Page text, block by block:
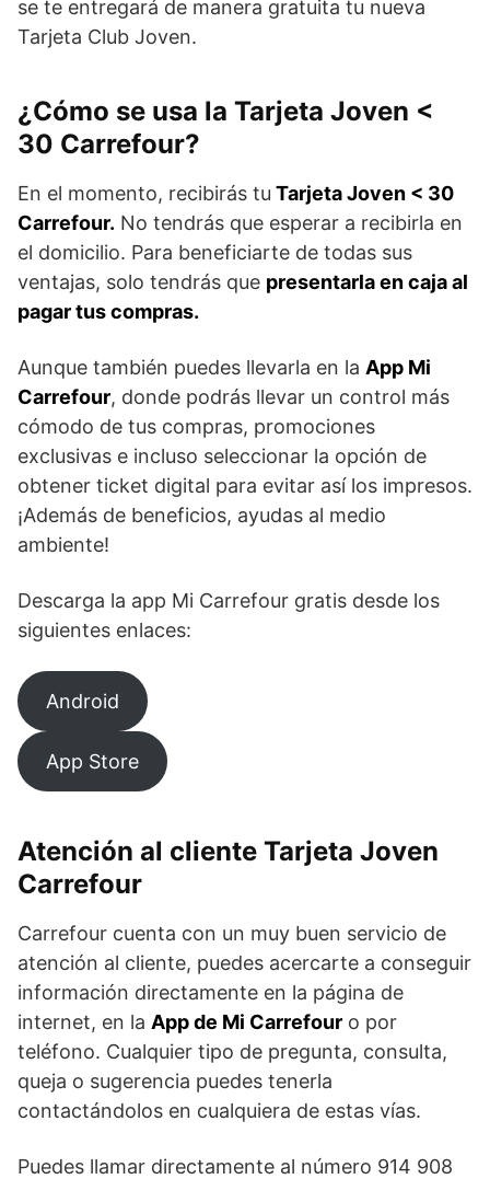
se te entregará de manera gratuita tu nueva
Tarjeta Club Joven.
¿Cómo se usa la Tarjeta Joven <
30 Carrefour?
En el momento, recibirás tu Tarjeta Joven < 30
Carrefour. No tendrás que esperar a recibirla en
el domicilio. Para beneficiarte de todas sus
ventajas, solo tendrás que presentarla en caja al
pagar tus compras.
Aunque también puedes llevarla en la App Mi
Carrefour, donde podrás llevar un control más
cómodo de tus compras, promociones
exclusivas e incluso seleccionar la opción de
obtener ticket digital para evitar así los impresos.
¡Además de beneficios, ayudas al medio
ambiente!
Descarga la app Mi Carrefour gratis desde los
siguientes enlaces:
Android
App Store
Atención al cliente Tarjeta Joven
Carrefour
Carrefour cuenta con un muy buen servicio de
atención al cliente, puedes acercarte a conseguir
información directamente en la página de
internet, en la App de Mi Carrefour o por
teléfono. Cualquier tipo de pregunta, consulta,
queja o sugerencia puedes tenerla
contactándolos en cualquiera de estas vías.
Puedes llamar directamente al número 914 908